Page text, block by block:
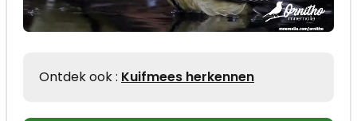
Ontdek ook : Kuifmees herkennen